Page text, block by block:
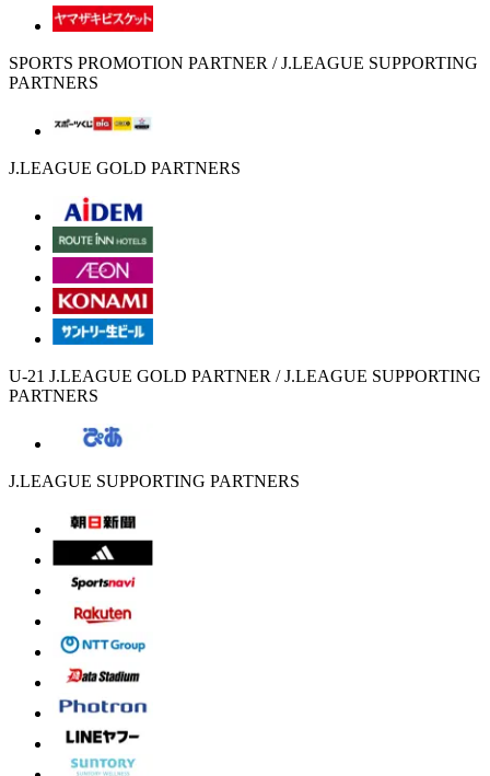
SPORTS PROMOTION PARTNER / J.LEAGUE SUPPORTING
PARTNERS
J.LEAGUE GOLD PARTNERS
U-21 J.LEAGUE GOLD PARTNER / J.LEAGUE SUPPORTING
PARTNERS
J.LEAGUE SUPPORTING PARTNERS